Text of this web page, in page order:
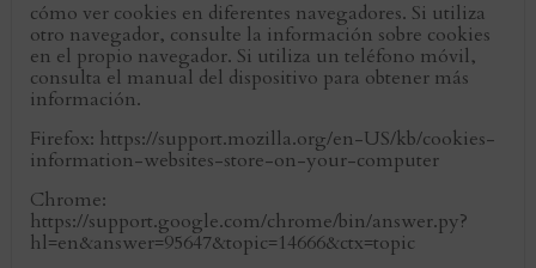
cómo ver cookies en diferentes navegadores. Si utiliza
otro navegador, consulte la información sobre cookies
en el propio navegador. Si utiliza un teléfono móvil,
consulta el manual del dispositivo para obtener más
información.
Firefox: https://support.mozilla.org/en-US/kb/cookies-
information-websites-store-on-your-computer
Chrome:
https://support.google.com/chrome/bin/answer.py?
hl=en&answer=95647&topic=14666&ctx=topic